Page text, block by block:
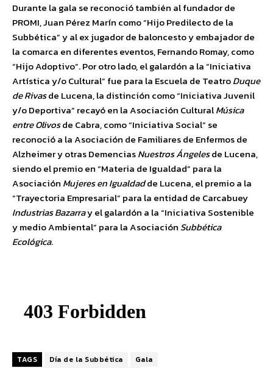
Durante la gala se reconoció también al fundador de
PROMI, Juan Pérez Marín como “Hijo Predilecto de la
Subbética” y al ex jugador de baloncesto y embajador de
la comarca en diferentes eventos, Fernando Romay, como
“Hijo Adoptivo”. Por otro lado, el galardón a la “Iniciativa
Artística y/o Cultural” fue para la Escuela de TeatroDuque
de Rivasde Lucena, la distinción como “Iniciativa Juvenil
y/o Deportiva” recayó en la Asociación CulturalMúsica
entre Olivosde Cabra, como “Iniciativa Social” se
reconoció a la Asociación de Familiares de Enfermos de
Alzheimer y otras DemenciasNuestros Ángelesde Lucena,
siendo el premio en “Materia de Igualdad” para la
Asociación Mujeres en Igualdadde Lucena, el premio a la
“Trayectoria Empresarial” para la entidad de Carcabuey
Industrias Bazarray el galardón a la “Iniciativa Sostenible
y medio Ambiental” para la Asociación Subbética
Ecológica.
TAGS Día de la Subbética
Gala